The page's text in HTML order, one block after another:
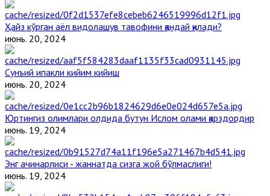
Ҳайз кўрган аёл видолашув тавофини қандай қилади?
июнь. 20, 2024
Сунъий ипакли кийим кийиш
июнь. 20, 2024
Юртингиз олимлари олдида бутун Ислом олами қарздордир
июнь. 19, 2024
Энг ачинарлиси - жаннатда сизга жой бўлмаслиги!
июнь. 19, 2024